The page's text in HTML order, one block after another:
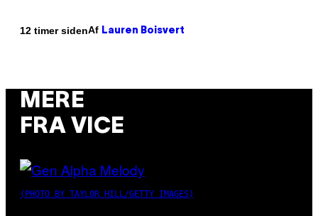
12 timer sidenAf Lauren Boisvert
MERE
FRA VICE
(PHOTO BY TAYLOR HILL/GETTY IMAGES)